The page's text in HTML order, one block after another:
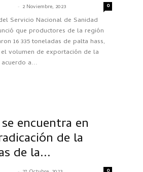
- 2 Noviembre, 2023 0
Servicio Nacional de Sanidad
que productores de la región
16 335 toneladas de palta hass,
el volumen de exportación de la
a...
encuentra en
de la
de la...